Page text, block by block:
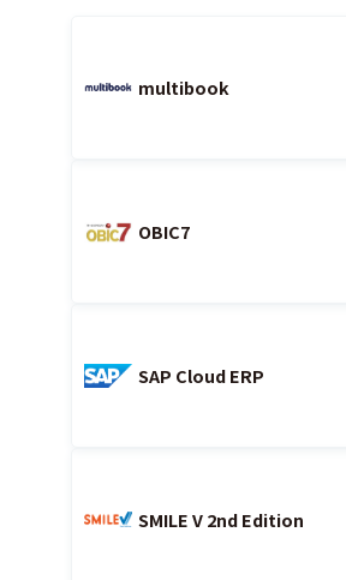
multibook
OBIC7
SAP Cloud ERP
SMILE V 2nd Edition